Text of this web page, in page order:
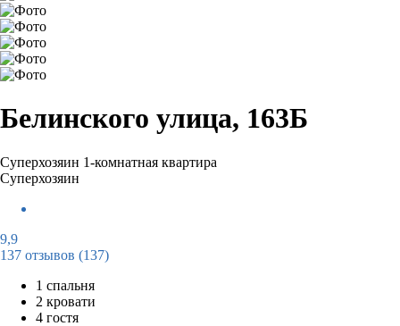
Белинского улица, 163Б
Суперхозяин 1-комнатная квартира
Суперхозяин
9,9
137 отзывов (137)
1 спальня
2 кровати
4 гостя